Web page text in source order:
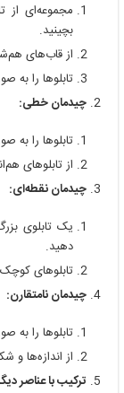
مجموعه‌ای از
بچینید.
از قاب‌های
تابلوها را به
چیدمان خطی:
تابلوها را به
از تابلوهای
چیدمان نقطه‌ای:
یک تابلوی
دهید.
تابلوهای
چیدمان نامتقارن:
تابلوها را به
از اندازه‌ها و
ترکیب با عناصر